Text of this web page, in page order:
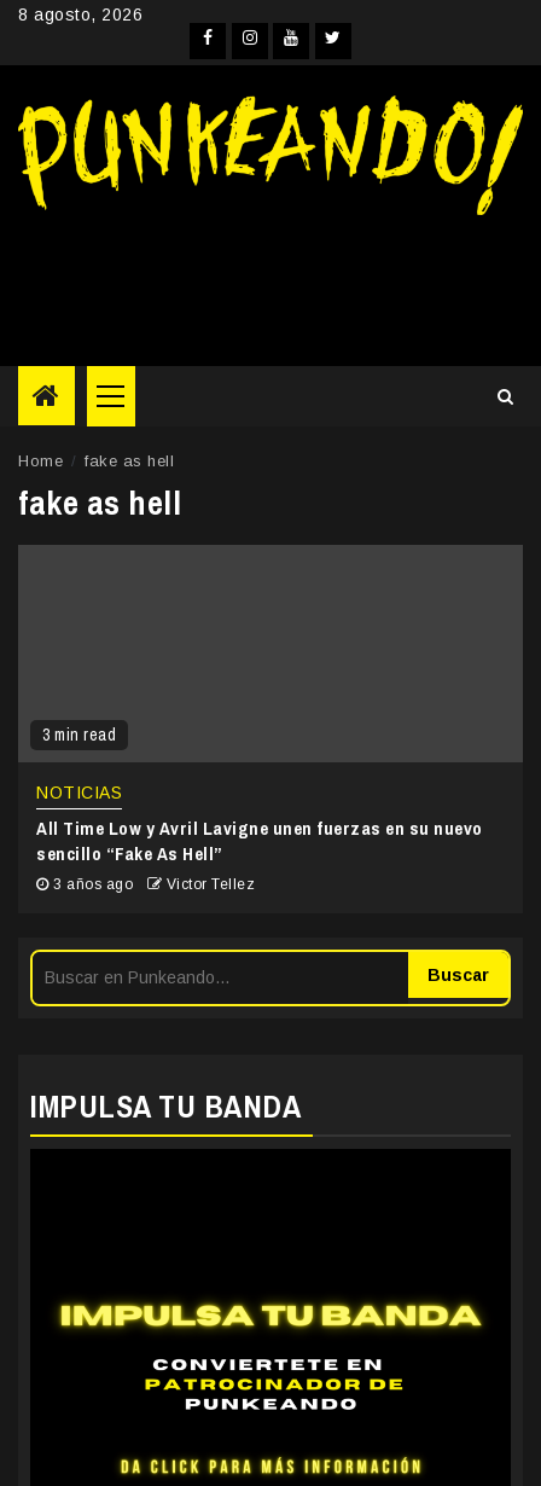
Skip8 agosto, 2026
Facebook
Instagram
YouTube
Twitter
Primary
Menu
Home fake as hell
fake as hell
3 min read
NOTICIAS
All Time Low y Avril Lavigne unen fuerzas en su nuevo
sencillo “Fake As Hell”
3 años ago Victor Tellez
Buscar
IMPULSA TU BANDA